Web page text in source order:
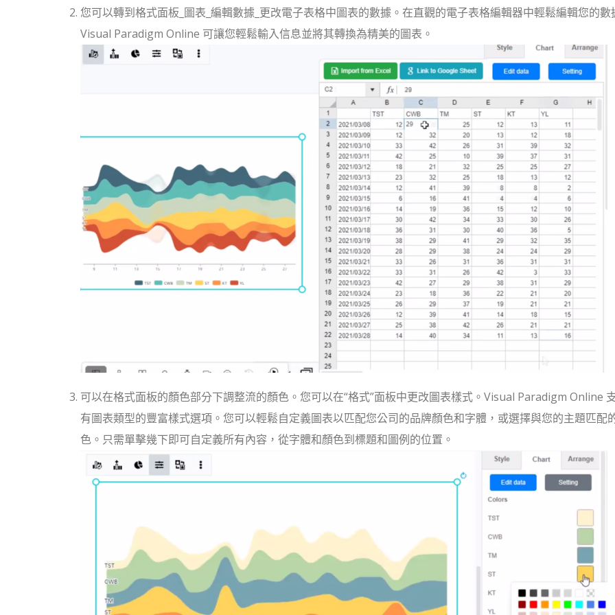
您可以轉到格式面板_圖表_編輯數據_更改電子表格中圖表的數據。在直觀的電子表格編輯器中輕鬆編輯您的數
Visual Paradigm Online 可讓您輕鬆輸入信息並將其轉換為精美的圖表。
可以在格式面板的顏色部分下調整流的顏色。您可以在“格式”面板中更改圖表樣式。Visual Paradigm Online
有圖表類型的豐富樣式選項。您可以輕鬆自定義圖表以匹配您公司的品牌顏色和字體，或選擇與您的主題匹配
色。只需單擊幾下即可自定義所有內容，從字體和顏色到標題和圖例的位置。